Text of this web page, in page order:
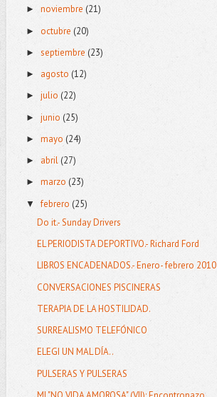
► noviembre (21)
► octubre (20)
► septiembre (23)
► agosto (12)
► julio (22)
► junio (25)
► mayo (24)
► abril(27)
► marzo (23)
▼febrero (25)
Do it.- Sunday Drivers
EL PERIODISTA DEPORTIVO.- Richard Ford
LIBROS ENCADENADOS.- Enero- febrero 2010
CONVERSACIONES PISCINERAS
TERAPIA DE LA HOSTILIDAD.
SURREALISMO TELEFÓNICO
ELEGI UN MAL DÍA..
PULSERAS Y PULSERAS